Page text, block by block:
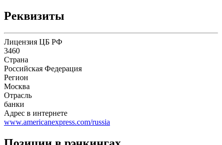
Реквизиты
Лицензия ЦБ РФ
3460
Страна
Российская Федерация
Регион
Москва
Отрасль
банки
Адрес в интернете
www.americanexpress.com/russia